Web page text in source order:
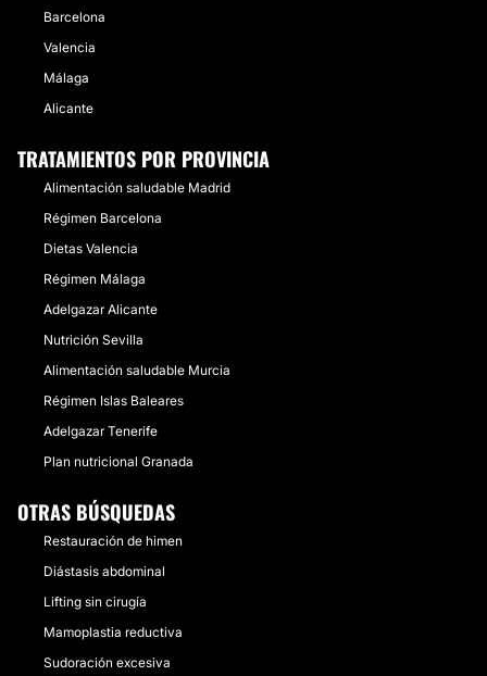
Barcelona
Valencia
Málaga
Alicante
TRATAMIENTOS POR PROVINCIA
Alimentación saludable Madrid
Régimen Barcelona
Dietas Valencia
Régimen Málaga
Adelgazar Alicante
Nutrición Sevilla
Alimentación saludable Murcia
Régimen Islas Baleares
Adelgazar Tenerife
Plan nutricional Granada
OTRAS BÚSQUEDAS
Restauración de himen
Diástasis abdominal
Lifting sin cirugía
Mamoplastia reductiva
Sudoración excesiva